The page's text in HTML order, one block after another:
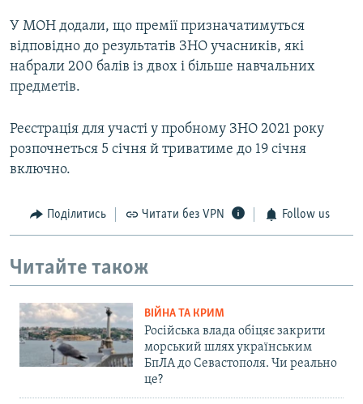
У МОН додали, що премії призначатимуться
відповідно до результатів ЗНО учасників, які
набрали 200 балів із двох і більше навчальних
предметів.
Реєстрація для участі у пробному ЗНО 2021 року
розпочнеться 5 січня й триватиме до 19 січня
включно.
Поділитись Читати без VPN Follow us
Читайте також
ВІЙНА ТА КРИМ
Російська влада обіцяє закрити
морський шлях українським
БпЛА до Севастополя. Чи реально
це?